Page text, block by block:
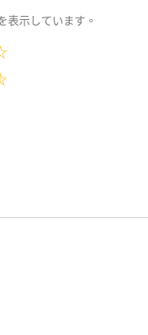
表示しています。